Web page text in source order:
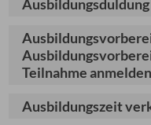
Teilnahme anmelden
Ausbildungszeit